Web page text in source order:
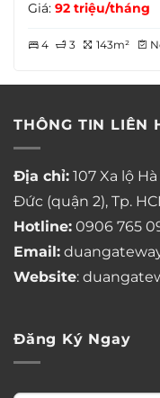
Giá: 92 triệu/tháng
4 3 143m²
THÔNG TIN LIÊN
Địa chỉ: 107 Xa lộ
Đức (quận 2), Tp.
Hotline: 0906 765
Email:
Website:
Đăng Ký Ngay